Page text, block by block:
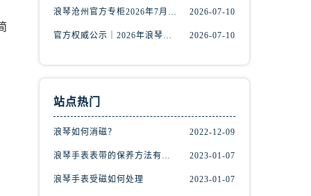
浪琴沧州官方专柜2026年7月联络热线｜客服服务指南+门店信息 2026-07-10
官方权威公示｜2026年浪琴专柜服务网络焕新：中山区门店客服热线全核验 2026-07-10
站点热门
浪琴如何消磁？ 2022-12-09
浪琴手表表带的保养方法有哪些？ 2023-01-07
浪琴手表受磁如何处理 2023-01-07